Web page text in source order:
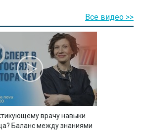
врачу навыки
Баланс между знаниями
Все видео >>